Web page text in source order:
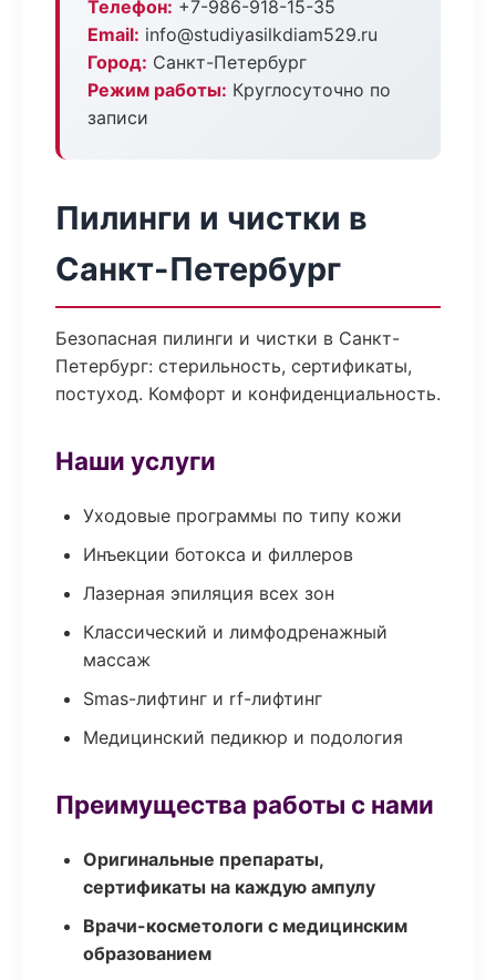
Телефон: +7-986-918-15-35
Email: info@studiyasilkdiam529.ru
Город: Санкт-Петербург
Режим работы: Круглосуточно по
записи
Пилинги и чистки в
Санкт-Петербург
Безопасная пилинги и чистки в Санкт-
Петербург: стерильность, сертификаты,
постуход. Комфорт и конфиденциальность.
Наши услуги
Уходовые программы по типу кожи
Инъекции ботокса и филлеров
Лазерная эпиляция всех зон
Классический и лимфодренажный
массаж
Smas-лифтинг и rf-лифтинг
Медицинский педикюр и подология
Преимущества работы с нами
Оригинальные препараты,
сертификаты на каждую ампулу
Врачи-косметологи с медицинским
образованием